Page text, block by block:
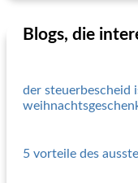
Blogs, die
der steuerbescheid
5 vorteile des